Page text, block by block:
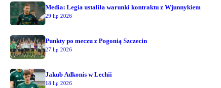
Media: Legia ustaliła warunki kontraktu z Wjunnykiem
29 lip 2026
Punkty po meczu z Pogonią Szczecin
27 lip 2026
Jakub Adkonis w Lechii
18 lip 2026